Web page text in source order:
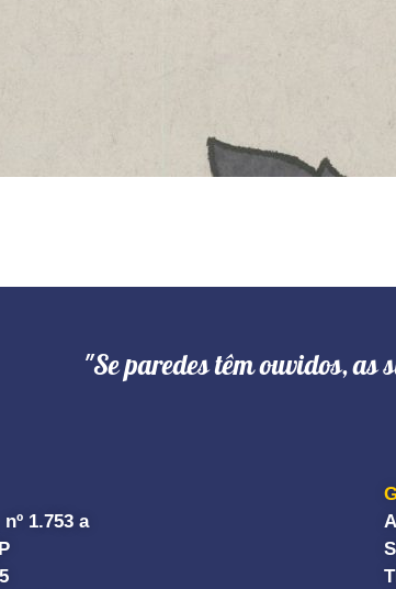
"Se paredes têm ouvidos, as
1.753 a